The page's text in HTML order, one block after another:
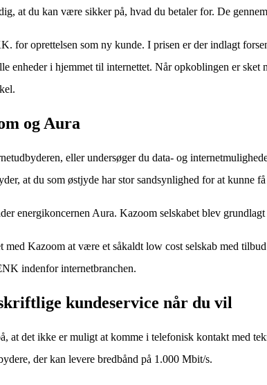
at du kan være sikker på, hvad du betaler for. De
for oprettelsen som ny kunde. I prisen er der indlagt
enheder i hjemmet til internettet. Når opkoblingen er
og Aura
eller undersøger du data- og
at du som østjyde har stor sandsynlighed for at kunne
energikoncernen Aura. Kazoom selskabet blev
med Kazoom at være et såkaldt low cost selskab med
indenfor internetbranchen.
kundeservice når du vil
at det ikke er muligt at komme i telefonisk kontakt med
der kan levere bredbånd på 1.000 Mbit/s.